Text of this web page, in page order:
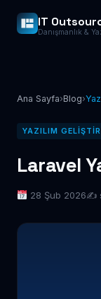
IT
Danışmanlık &
Ana Sayfa›Blog›
YAZILIM
Laravel
28 Şub 2026✍️